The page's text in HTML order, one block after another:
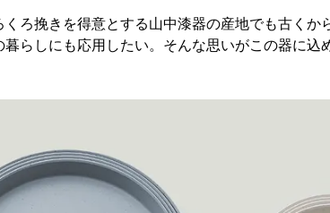
くろ挽きを得意とする山中漆器の産地でも古くか
らしにも応用したい。そんな思いがこの器に込